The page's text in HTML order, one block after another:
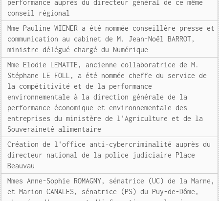
performance auprès du directeur général de ce même
conseil régional
Mme Pauline WIENER a été nommée conseillère presse et
communication au cabinet de M. Jean-Noël BARROT,
ministre délégué chargé du Numérique
Mme Elodie LEMATTE, ancienne collaboratrice de M.
Stéphane LE FOLL, a été nommée cheffe du service de
la compétitivité et de la performance
environnementale à la direction générale de la
performance économique et environnementale des
entreprises du ministère de l'Agriculture et de la
Souveraineté alimentaire
Création de l'office anti-cybercriminalité auprès du
directeur national de la police judiciaire Place
Beauvau
Mmes Anne-Sophie ROMAGNY, sénatrice (UC) de la Marne,
et Marion CANALES, sénatrice (PS) du Puy-de-Dôme,